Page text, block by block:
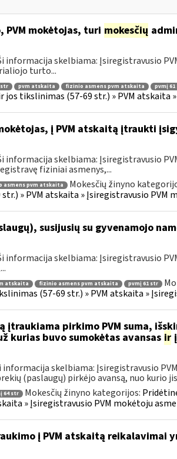
PVM mokėtojas, turi mokesčių
informacija skelbiama: Įsiregistravusio
turto...
str pvm atskaita fizinio asmens pvm atskaita pvmį
jos tikslinimas (57-69 str.) » PVM atskaita
į PVM atskaitą įtraukti
informacija skelbiama: Įsiregistravusio
fiziniai asmenys,...
asmens pvm atskaita Mokesčių žinyno
» PVM atskaita » Įsiregistravusio PVM
susijusių su gyvenamojo
informacija skelbiama: Įsiregistravusio
atskaita fizinio asmens pvm atskaita pvmį 61 str
(57-69 str.) » PVM atskaita »
įtraukiama pirkimo PVM suma,
kurias buvo sumokėtas avansas ir
informacija skelbiama: Įsiregistravusio
(paslaugų) pirkėjo avansą, nuo kurio
64 str Mokesčių žinyno kategorijos:
» Įsiregistravusio PVM mokėtoju
į PVM atskaitą reikalavimai